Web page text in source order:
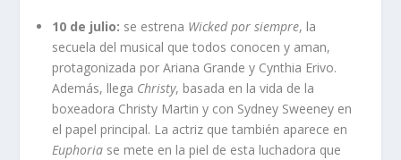
10 de julio: se estrena Wicked por siempre, la
secuela del musical que todos conocen y aman,
protagonizada por Ariana Grande y Cynthia Erivo.
Además, llega Christy, basada en la vida de la
boxeadora Christy Martin y con Sydney Sweeney en
el papel principal. La actriz que también aparece en
Euphoria se mete en la piel de esta luchadora que